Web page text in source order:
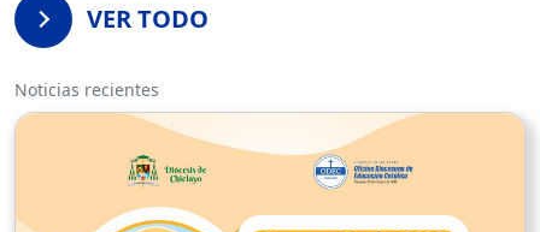
VER TODO
Noticias recientes